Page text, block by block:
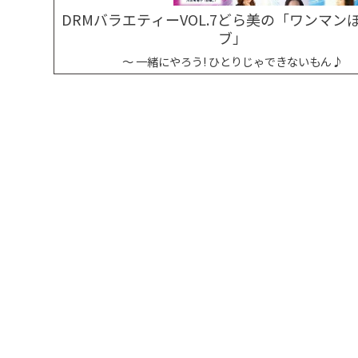
DRMバラエティーVOL.7どら美の「ワンマン
ブ」
～ 一緒にやろう! ひとりじゃできないもん♪